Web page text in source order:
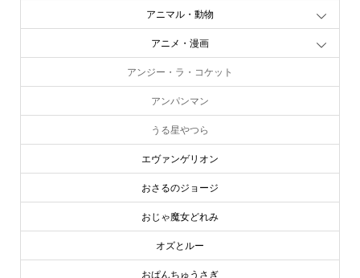
アニマル・動物
アニメ・漫画
アンジー・ラ・コケット
アンパンマン
うる星やつら
エヴァンゲリオン
おさるのジョージ
おじゃ魔女どれみ
オズとルー
おぱんちゅうさぎ